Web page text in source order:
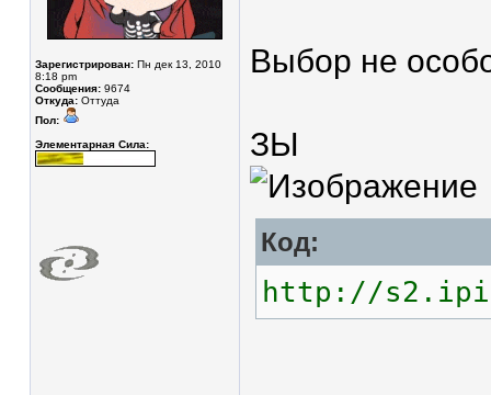
Зарегистрирован: Пн дек 13, 2010
8:18 pm
Сообщения: 9674
Откуда: Оттуда
Пол:
Элементарная Сила:
Выбор не
ЗЫ
Код:
http://